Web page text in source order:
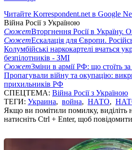
Читайте Korrespondent.net в Google
Війна Росії з Україною
СюжетВторгнення Росії в Україну.
СюжетЕскалація для Європи.
Колумбійські наркокартелі вчаться
безпілотників - ЗМІ
СюжетЗміни в армії РФ: що стоїть
Пропагували війну та окупацію:
прихильників РФ
СПЕЦТЕМА: Війна Росії з Україною
ТЕГИ: Украина, война, НАТО,
Якщо ви помітили помилку, виділіть
натисніть Ctrl + Enter, щоб